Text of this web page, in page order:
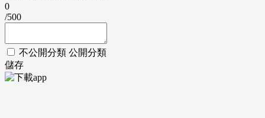
0
/500
不公開分類 公開分類
儲存